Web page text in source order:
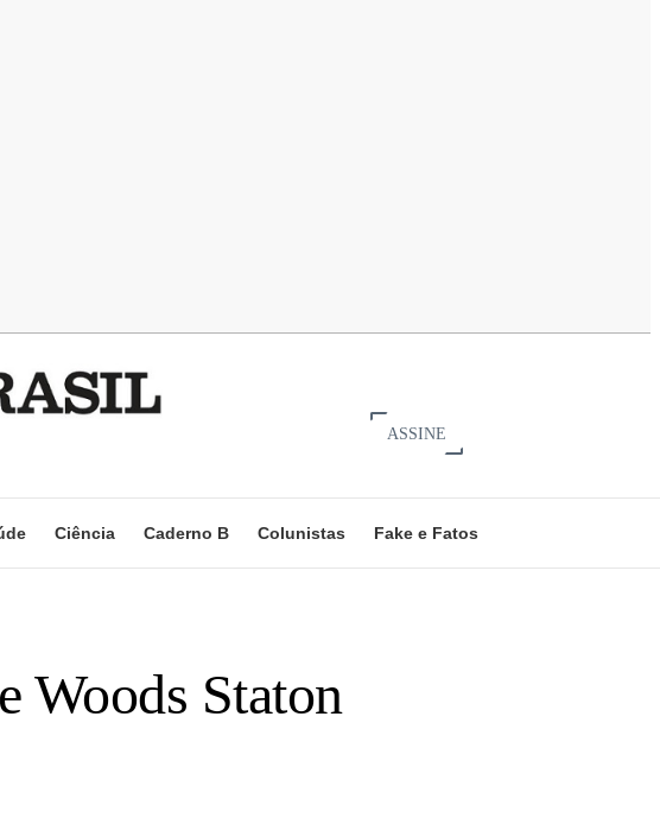
ASSINE
Ciência Caderno B Colunistas Fake e Fatos
Woods Staton